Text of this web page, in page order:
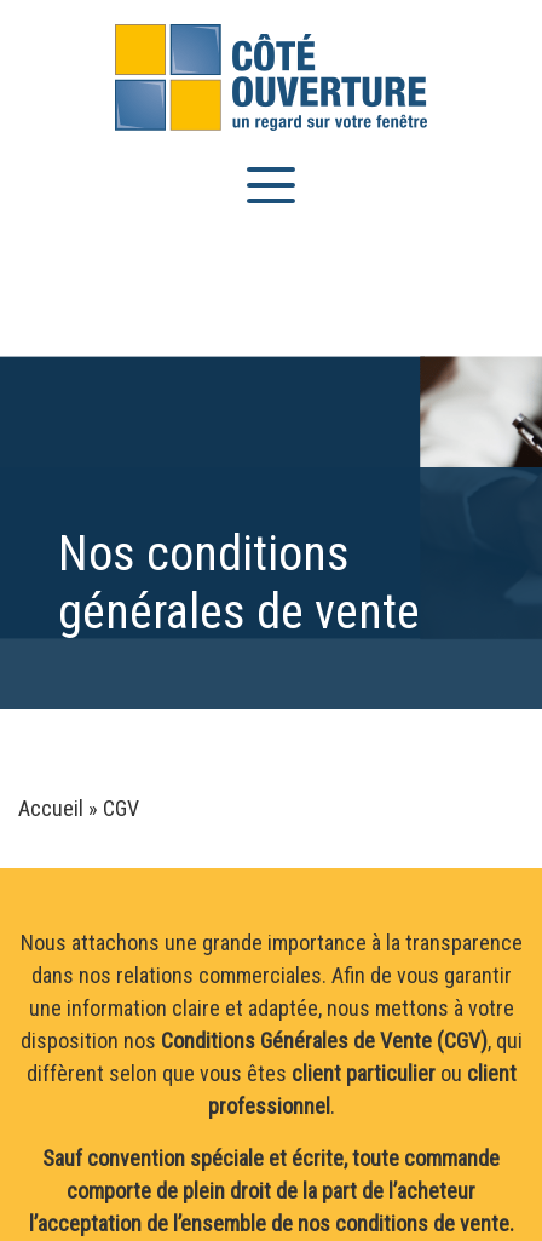
Nos conditions
générales de vente
Accueil » CGV
Nous attachons une grande importance à la transparence
dans nos relations commerciales. Afin de vous garantir
une information claire et adaptée, nous mettons à votre
disposition nos Conditions Générales de Vente (CGV), qui
diffèrent selon que vous êtes client particulierou client
professionnel .
Sauf convention spéciale et écrite, toute commande
comporte de plein droit de la part de l’acheteur
l’acceptation de l’ensemble de nos conditions de vente.